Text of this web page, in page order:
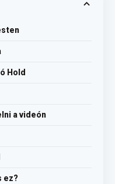
Hold
a videón
ez?